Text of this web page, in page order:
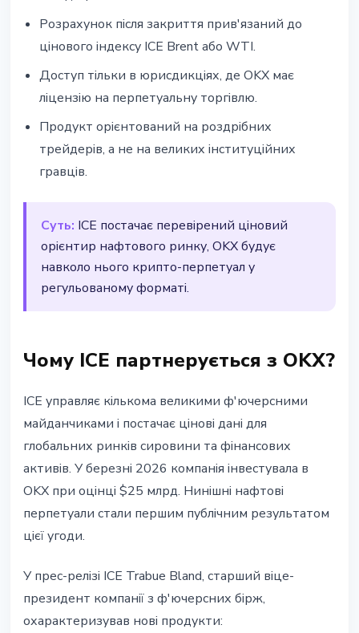
Розрахунок після закриття прив'язаний до
цінового індексу ICE Brent або WTI.
Доступ тільки в юрисдикціях, де OKX має
ліцензію на перпетуальну торгівлю.
Продукт орієнтований на роздрібних
трейдерів, а не на великих інституційних
гравців.
Суть: ICE постачає перевірений ціновий
орієнтир нафтового ринку, OKX будує
навколо нього крипто-перпетуал у
регульованому форматі.
Чому ICE партнерується з OKX?
ICE управляє кількома великими ф'ючерсними
майданчиками і постачає цінові дані для
глобальних ринків сировини та фінансових
активів. У березні 2026 компанія інвестувала в
OKX при оцінці $25 млрд. Нинішні нафтові
перпетуали стали першим публічним результатом
цієї угоди.
У прес-релізі ICE Trabue Bland, старший віце-
президент компанії з ф'ючерсних бірж,
охарактеризував нові продукти: